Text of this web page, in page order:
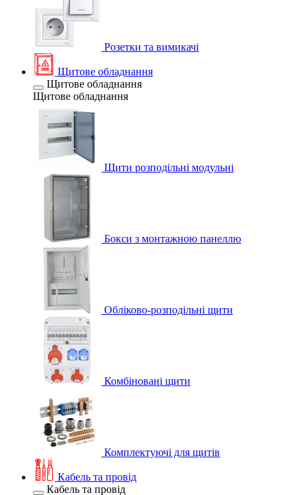
Розетки та вимикачі
Щитове обладнання
Щитове обладнання
Щитове обладнання
Щити розподільні модульні
Бокси з монтажною панеллю
Обліково-розподільні щити
Комбіновані щити
Комплектуючі для щитів
Кабель та провід
Кабель та провід